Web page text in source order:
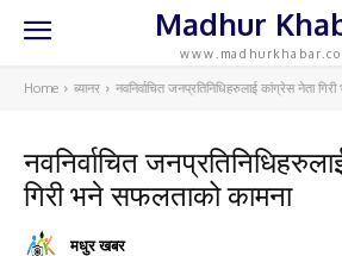
Madhur
Home ब्यानर नवनिर्वाचित जनप्रतिनिधिहरुलाई कांग्रेस नेता
नवनिर्वाचित
गिरी भने सफलताको कामना
मधुर खबर